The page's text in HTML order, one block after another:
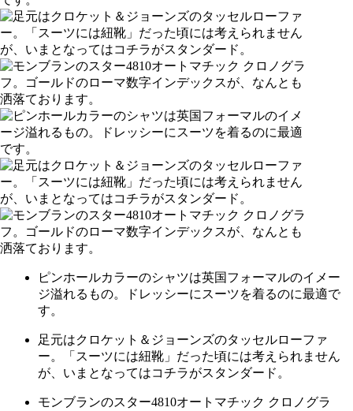
ピンホールカラーのシャツは英国フォーマルのイメー
ジ溢れるもの。ドレッシーにスーツを着るのに最適で
す。
足元はクロケット＆ジョーンズのタッセルローファ
ー。「スーツには紐靴」だった頃には考えられません
が、いまとなってはコチラがスタンダード。
モンブランのスター4810オートマチック クロノグラ